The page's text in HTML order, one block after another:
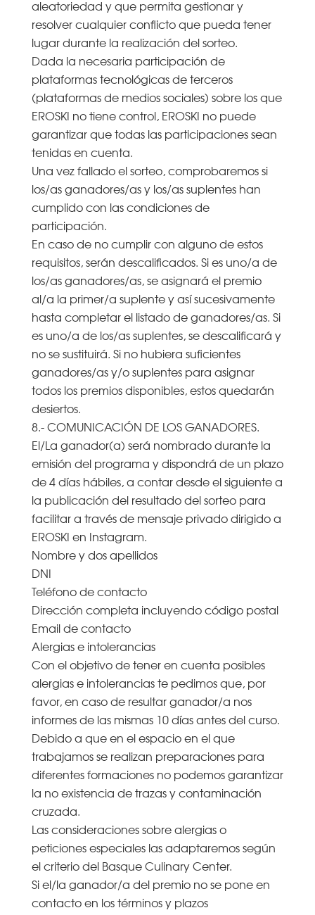
aleatoriedad y que permita gestionar y
resolver cualquier conflicto que pueda tener
lugar durante la realización del sorteo.
Dada la necesaria participación de
plataformas tecnológicas de terceros
(plataformas de medios sociales) sobre los que
EROSKI no tiene control, EROSKI no puede
garantizar que todas las participaciones sean
tenidas en cuenta.
Una vez fallado el sorteo, comprobaremos si
los/as ganadores/as y los/as suplentes han
cumplido con las condiciones de
participación.
En caso de no cumplir con alguno de estos
requisitos, serán descalificados. Si es uno/a de
los/as ganadores/as, se asignará el premio
al/a la primer/a suplente y así sucesivamente
hasta completar el listado de ganadores/as. Si
es uno/a de los/as suplentes, se descalificará y
no se sustituirá. Si no hubiera suficientes
ganadores/as y/o suplentes para asignar
todos los premios disponibles, estos quedarán
desiertos.
8.- COMUNICACIÓN DE LOS GANADORES.
El/La ganador(a) será nombrado durante la
emisión del programa y dispondrá de un plazo
de 4 días hábiles, a contar desde el siguiente a
la publicación del resultado del sorteo para
facilitar a través de mensaje privado dirigido a
EROSKI en Instagram.
Nombre y dos apellidos
DNI
Teléfono de contacto
Dirección completa incluyendo código postal
Email de contacto
Alergias e intolerancias
Con el objetivo de tener en cuenta posibles
alergias e intolerancias te pedimos que, por
favor, en caso de resultar ganador/a nos
informes de las mismas 10 días antes del curso.
Debido a que en el espacio en el que
trabajamos se realizan preparaciones para
diferentes formaciones no podemos garantizar
la no existencia de trazas y contaminación
cruzada.
Las consideraciones sobre alergias o
peticiones especiales las adaptaremos según
el criterio del Basque Culinary Center.
Si el/la ganador/a del premio no se pone en
contacto en los términos y plazos